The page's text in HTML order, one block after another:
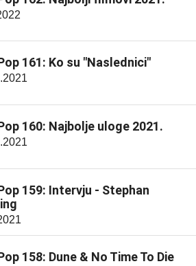
161: Ko su "Naslednici"
160: Najbolje uloge 2021.
159: Intervju - Stephan
158: Dune & No Time To Die